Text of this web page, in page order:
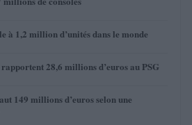
à 1,2 million d’unités dans le monde
28,6 millions d’euros au PSG
149 millions d’euros selon une